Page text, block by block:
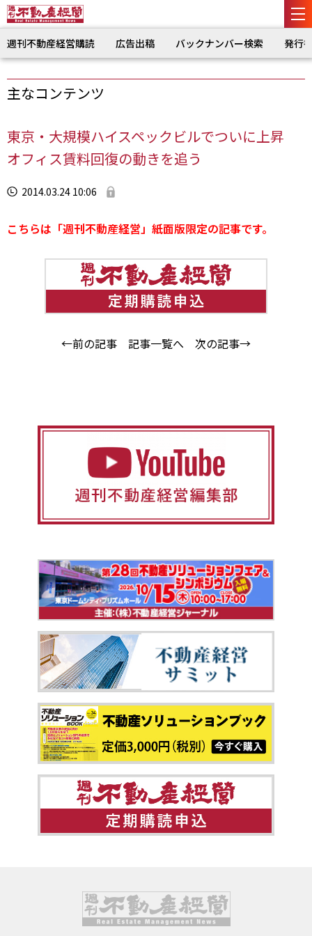
週刊不動産経営購読 広告出稿 バックナンバー検索 発行
主なコンテンツ
東京・大規模ハイスペックビルでついに上昇
オフィス賃料回復の動きを追う
2014.03.24 10:06
こちらは「週刊不動産経営」紙面版限定の記事です。
←前の記事 記事一覧へ 次の記事→